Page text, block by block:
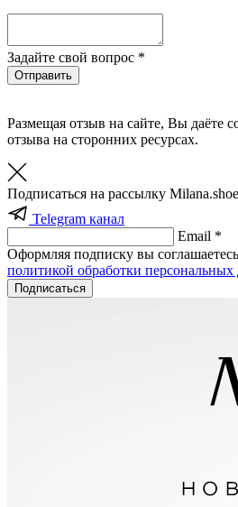
Задайте свой вопрос *
Отправить
Размещая отзыв на сайте, Вы даёте
отзыва на сторонних ресурсах.
Подписаться на рассылку
Telegram канал
Email *
Оформляя подписку вы
политикой обработки
Подписаться